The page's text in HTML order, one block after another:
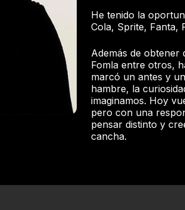
He tenido la
Cola, Sprite, Fanta,
Además de obtener
Fomla entre otros,
marcó un antes y
hambre, la
imaginamos. Hoy
pero con una
pensar distinto y
cancha.